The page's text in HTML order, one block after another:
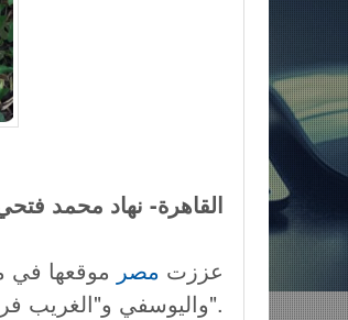
القاهرة- نهاد محمد
عززت مصر موقعها في
واليوسفي و"الغريب فروت".